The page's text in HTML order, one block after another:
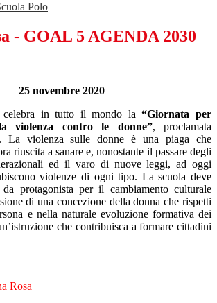
Polo
- GOAL 5 AGENDA 2030
25 novembre 2020
celebra in tutto il mondo la“Giornata per
violenza contro le donne”, proclamata
La violenza sulle donne è una piaga che
riuscita a sanare e, nonostante il passare degli
ed il varo di nuove leggi, ad oggi
violenze di ogni tipo. La scuola deve
protagonista per il cambiamento culturale
di una concezione della donna che rispetti
e nella naturale evoluzione formativa dei
che contribuisca a formare cittadini